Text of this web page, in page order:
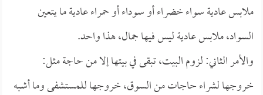
ملابس عادية سواء خضراء أو سوداء أو حمراء عادية ما يتعين
السواد، ملابس عادية ليس فيها جمال، هذا واحد.
والأمر الثاني: لزوم البيت، تبقى في بيتها إلا من حاجة مثل:
خروجها لشراء حاجات من السوق، خروجها للمستشفى وما أشبه